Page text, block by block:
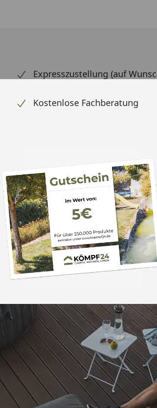
Expresszustellung (auf
Kostenlose Fachberatung
Trusted Shops
4,81/ 5
25.982 Bewertungen